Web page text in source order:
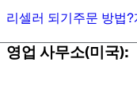
리셀러 되기주문 방법?
영업 사무소(미국):